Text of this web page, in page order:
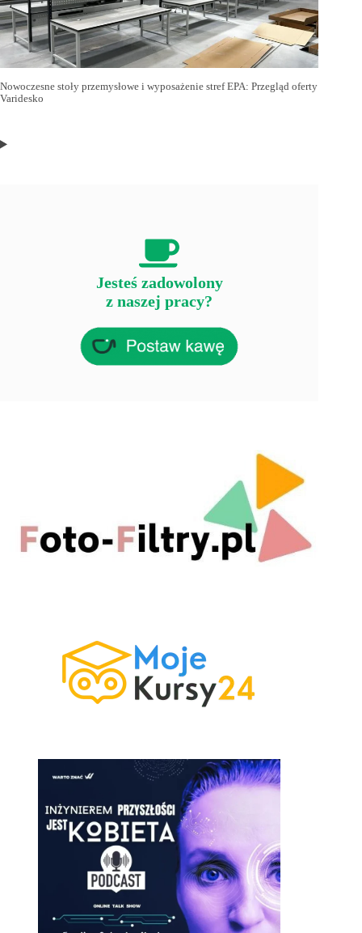
Nowoczesne stoły przemysłowe i wyposażenie stref EPA: Przegląd oferty
Varidesko
Jesteś zadowolony
z naszej pracy?